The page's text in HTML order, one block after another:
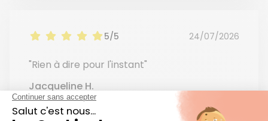
5/5 24/07/2026
"Rien à dire pour l'instant"
Jacqueline H.
Client·e basé·e à Azaé Saint Brieuc